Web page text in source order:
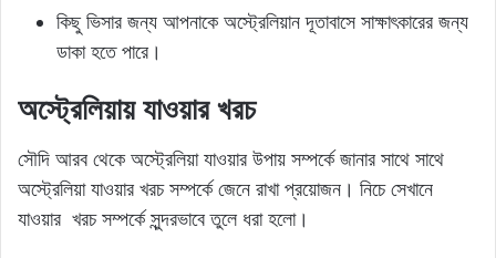
কিছু ভিসার জন্য আপনাকে অস্ট্রেলিয়ান দূতাবাসে সাক্ষাৎকারের জন্য
ডাকা হতে পারে।
অস্ট্রেলিয়ায় যাওয়ার খরচ
সৌদি আরব থেকে অস্ট্রেলিয়া যাওয়ার উপায় সম্পর্কে জানার সাথে সাথে
অস্ট্রেলিয়া যাওয়ার খরচ সম্পর্কে জেনে রাখা প্রয়োজন। নিচে সেখানে
যাওয়ার খরচ সম্পর্কে সুন্দরভাবে তুলে ধরা হলো।